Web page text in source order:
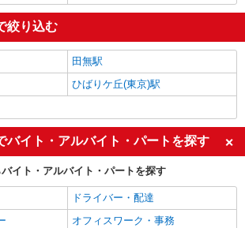
絞り込む
田無駅
ひばりケ丘(東京)駅
バイト・アルバイト・パートを探す
イト・アルバイト・パートを探す
ドライバー・配達
オフィスワーク・事務